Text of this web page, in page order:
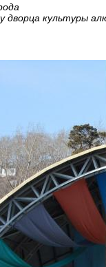
культуры